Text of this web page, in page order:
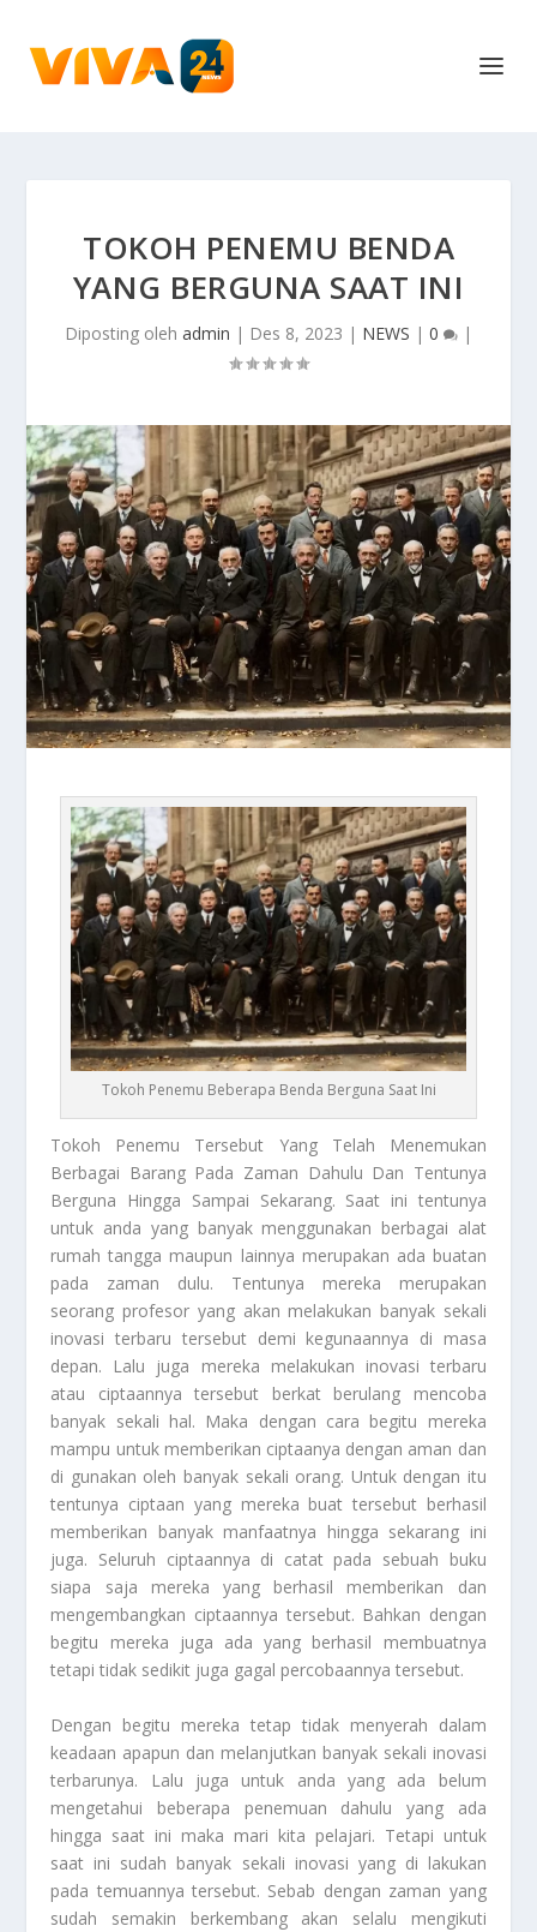
TOKOH PENEMU BENDA
YANG BERGUNA SAAT INI
Diposting oleh admin | Des 8, 2023 | NEWS | 0 |
Tokoh Penemu Beberapa Benda Berguna Saat Ini
Tokoh Penemu Tersebut Yang Telah Menemukan
Berbagai Barang Pada Zaman Dahulu Dan Tentunya
Berguna Hingga Sampai Sekarang. Saat ini tentunya
untuk anda yang banyak menggunakan berbagai alat
rumah tangga maupun lainnya merupakan ada buatan
pada zaman dulu. Tentunya mereka merupakan
seorang profesor yang akan melakukan banyak sekali
inovasi terbaru tersebut demi kegunaannya di masa
depan. Lalu juga mereka melakukan inovasi terbaru
atau ciptaannya tersebut berkat berulang mencoba
banyak sekali hal. Maka dengan cara begitu mereka
mampu untuk memberikan ciptaanya dengan aman dan
di gunakan oleh banyak sekali orang. Untuk dengan itu
tentunya ciptaan yang mereka buat tersebut berhasil
memberikan banyak manfaatnya hingga sekarang ini
juga. Seluruh ciptaannya di catat pada sebuah buku
siapa saja mereka yang berhasil memberikan dan
mengembangkan ciptaannya tersebut. Bahkan dengan
begitu mereka juga ada yang berhasil membuatnya
tetapi tidak sedikit juga gagal percobaannya tersebut.
Dengan begitu mereka tetap tidak menyerah dalam
keadaan apapun dan melanjutkan banyak sekali inovasi
terbarunya. Lalu juga untuk anda yang ada belum
mengetahui beberapa penemuan dahulu yang ada
hingga saat ini maka mari kita pelajari. Tetapi untuk
saat ini sudah banyak sekali inovasi yang di lakukan
pada temuannya tersebut. Sebab dengan zaman yang
sudah semakin berkembang akan selalu mengikuti